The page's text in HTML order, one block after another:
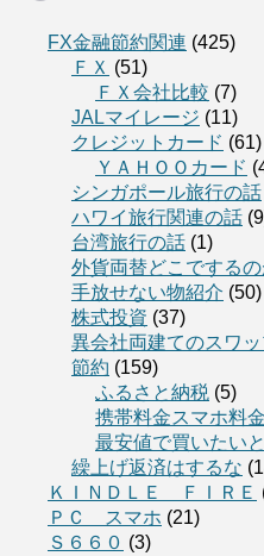
FX金融節約関連 (425)
ＦＸ (51)
ＦＸ会社比較 (7)
JALマイレージ (11)
クレジットカード (61)
ＹＡＨＯＯカード
シンガポール旅行の話
ハワイ旅行関連の話
台湾旅行の話 (1)
外貨両替どこでするの
手放せない物紹介 (50)
株式投資 (37)
異会社両建てのスワ
節約 (159)
ふるさと納税 (5)
携帯料金スマホ料
最安値で買いたい
繰上げ返済はするな
ＫＩＮＤＬＥ ＦＩＲＥ
ＰＣ スマホ (21)
Ｓ６６０ (3)